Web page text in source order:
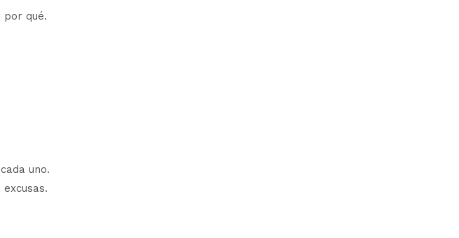
por qué.
uno.